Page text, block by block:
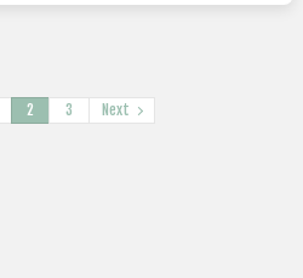
2 3 Next